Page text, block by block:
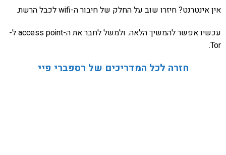
אין אינטרנט? חיזרו שוב על החלק של חיבור ה-wifi לכבל הרשת.
עכשיו אפשר להמשיך הלאה. ולמשל לחבר את ה-access point ל-
Tor.
חזרה לכל המדריכים של רספברי פיי